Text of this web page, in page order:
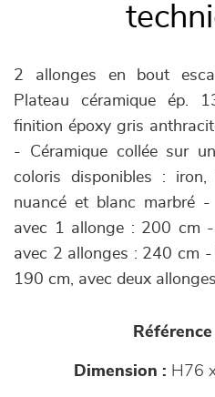
2 allonges en bout
Plateau céramique ép.
finition époxy gris
- Céramique collée sur
coloris disponibles :
nuancé et blanc marbré
avec 1 allonge : 200 cm
avec 2 allonges : 240 cm
190 cm, avec deux
Référence
Dimension : H76